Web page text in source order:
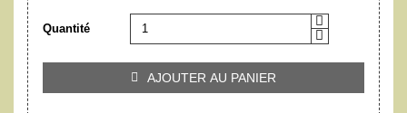
Quantité
 AJOUTER AU PANIER